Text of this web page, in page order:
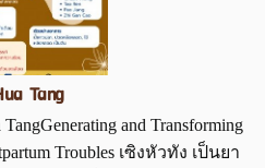
Tang
and Transforming
Troubles เซิงหัวทัง เป็นยา